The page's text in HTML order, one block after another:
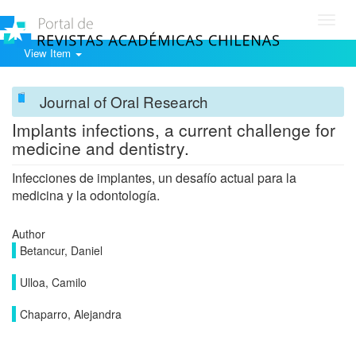
View Item
Journal of Oral Research
Implants infections, a current challenge for
medicine and dentistry.
Infecciones de implantes, un desafío actual para la
medicina y la odontología.
Author
Betancur, Daniel
Ulloa, Camilo
Chaparro, Alejandra